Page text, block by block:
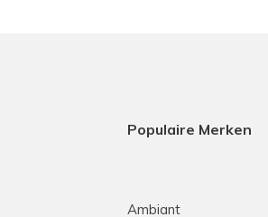
Populaire Merken
Ambiant